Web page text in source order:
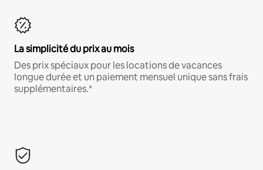
La simplicité du prix au mois
Des prix spéciaux pour les locations de vacances
longue durée et un paiement mensuel unique sans frais
supplémentaires.*